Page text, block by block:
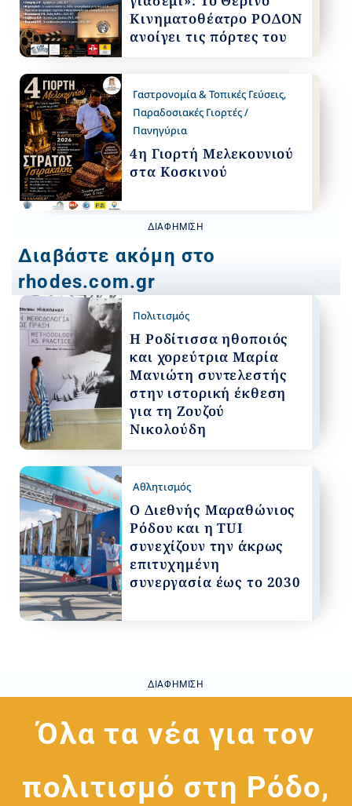
Κινηματοθέατρο ΡΟΔΟΝ
ανοίγει τις πόρτες του
Γαστρονομία & Τοπικές Γεύσεις,
Παραδοσιακές Γιορτές /
Πανηγύρια
4η Γιορτή Μελεκουνιού
στα Κοσκινού
ΔΙΑΦΉΜΙΣΗ
Διαβάστε ακόμη στο
rhodes.com.gr
Πολιτισμός
Η Ροδίτισσα ηθοποιός
και χορεύτρια Μαρία
Μανιώτη συντελεστής
στην ιστορική έκθεση
για τη Ζουζού
Νικολούδη
Αθλητισμός
Ο Διεθνής Μαραθώνιος
Ρόδου και η TUI
συνεχίζουν την άκρως
επιτυχημένη
συνεργασία έως το 2030
ΔΙΑΦΉΜΙΣΗ
Όλα τα νέα για τον
πολιτισμό στη Ρόδο,